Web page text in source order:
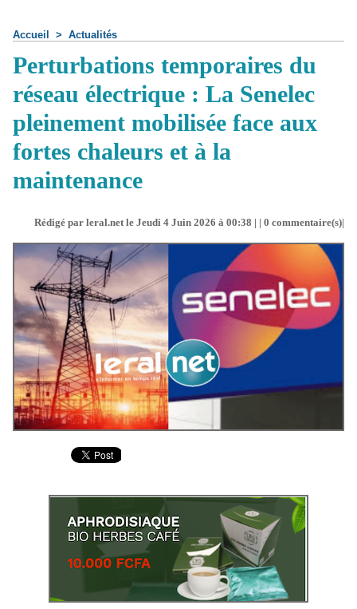
Accueil > Actualités
Perturbations temporaires du
réseau électrique : La Senelec
pleinement mobilisée face aux
fortes chaleurs et à la
maintenance
Rédigé par leral.net le Jeudi 4 Juin 2026 à 00:38 | | 0 commentaire(s)|